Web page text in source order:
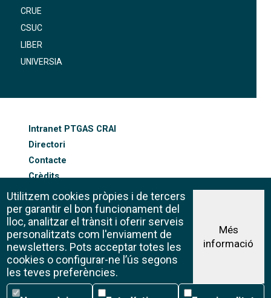
CRUE
CSUC
LIBER
UNIVERSIA
Intranet PTGAS CRAI
Directori
Contacte
Crèdits
Mapa web
Política de galetes
Avís legal
©CRAI Universitat de Barcelona
Creative Commons 4.0
Utilitzem cookies pròpies i de tercers
per garantir el bon funcionament del
lloc, analitzar el trànsit i oferir serveis
personalitzats com l'enviament de
newsletters. Pots acceptar totes les
cookies o configurar-ne l’ús segons
les teves preferències.
Més
informació
Necessàries Estadístiques Funcionalitat